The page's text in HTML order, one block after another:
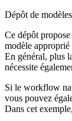
Dépôt de
Ce dépôt
modèle
En général, plus
nécessite
Si le workflow
vous pouvez
Dans cet